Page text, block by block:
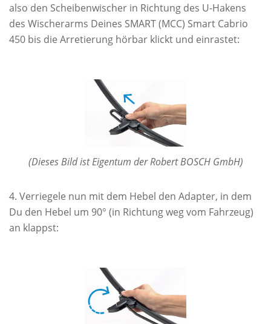
also den Scheibenwischer in Richtung des U-Hakens
des Wischerarms Deines SMART (MCC) Smart Cabrio
450 bis die Arretierung hörbar klickt und einrastet:
(Dieses Bild ist Eigentum der Robert BOSCH GmbH)
Verriegele nun mit dem Hebel den Adapter, in dem
Du den Hebel um 90° (in Richtung weg vom Fahrzeug)
an klappst: